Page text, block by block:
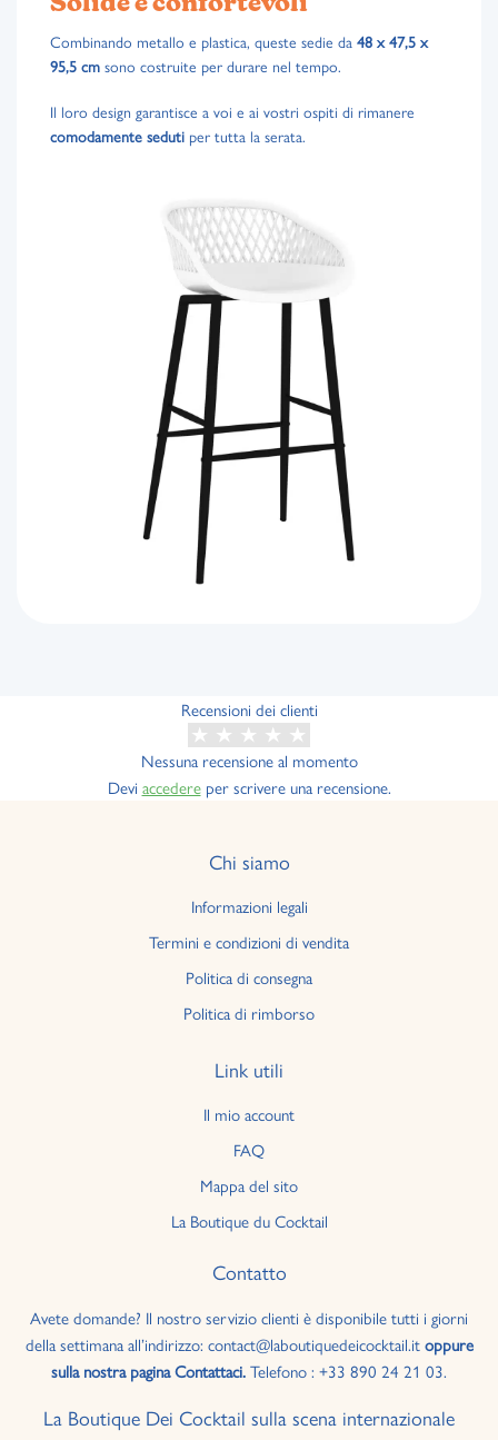
Combinando metallo e plastica, queste sedie da 48 x 47,5 x
95,5 cm sono costruite per durare nel tempo.
Il loro design garantisce a voi e ai vostri ospiti di rimanere
comodamente seduti per tutta la serata.
Recensioni dei clienti
Nessuna recensione al momento
Devi accedereper scrivere una recensione.
Chi siamo
Informazioni legali
Termini e condizioni di vendita
Politica di consegna
Politica di rimborso
Link utili
Il mio account
FAQ
Mappa del sito
La Boutique du Cocktail
Contatto
Avete domande? Il nostro servizio clienti è disponibile tutti i giorni
della settimana all’indirizzo: contact@laboutiquedeicocktail.itoppure
sulla nostra pagina Contattaci.Telefono : +33 890 24 21 03.
La Boutique Dei Cocktail sulla scena internazionale